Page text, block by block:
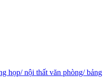
họp/ nội thất văn phòng/ bảng